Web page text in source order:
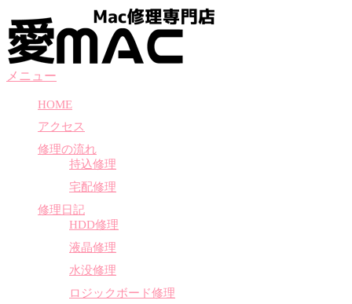
ン
テ
ン
ツ
メニュー
HOME
アクセス
修理の流れ
持込修理
宅配修理
修理日記
HDD修理
液晶修理
水没修理
ロジックボード修理